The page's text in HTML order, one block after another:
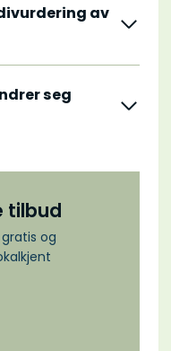
av
seg
tilbud
og